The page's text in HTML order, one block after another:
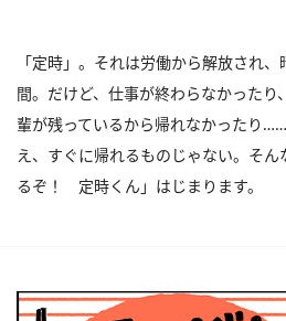
「定時」。それは労働から解放され
間。だけど、仕事が終わらなかった
輩が残っているから帰れなかったり
え、すぐに帰れるものじゃない。そ
るぞ！ 定時くん」はじまります。